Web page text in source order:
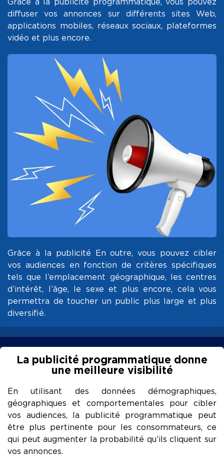
Grâce à la publicité programmatique, vous pouvez
diffuser vos annonces sur différents sites Web,
applications mobiles, réseaux sociaux, plateformes
vidéo et plus encore.
Grâce à la publicité En outre, vous pouvez cibler
vos audiences en fonction de critères spécifiques
tels que l’emplacement géographique, les centres
d’intérêt, l’âge, le sexe et plus encore, cela vous
permettra de toucher un public plus large et plus
diversifié.
La publicité programmatique donne
une meilleure visibilité
En utilisant des données démographiques,
géographiques et comportementales pour cibler
vos audiences, la publicité programmatique peut
être plus pertinente pour les consommateurs, ce
qui peut augmenter la probabilité qu’ils cliquent sur
vos annonces.